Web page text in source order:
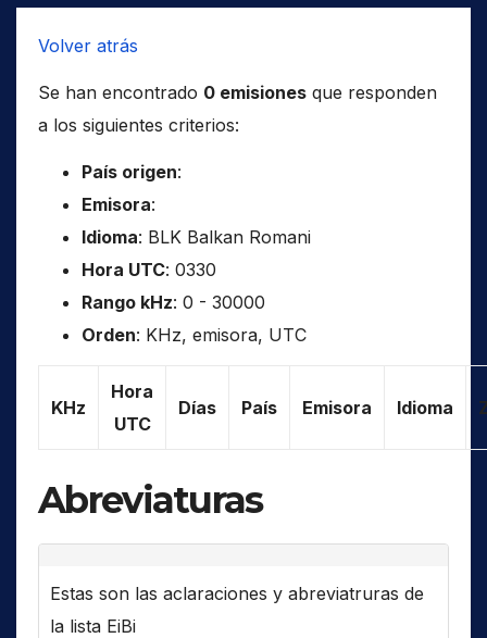
Volver atrás
Se han encontrado 0 emisiones que responden
a los siguientes criterios:
País origen:
Emisora:
Idioma: BLK Balkan Romani
Hora UTC: 0330
Rango kHz: 0 - 30000
Orden: KHz, emisora, UTC
KHz
Hora
UTC
Días País Emisora Idioma
Abreviaturas
Estas son las aclaraciones y abreviatruras de
la lista EiBi